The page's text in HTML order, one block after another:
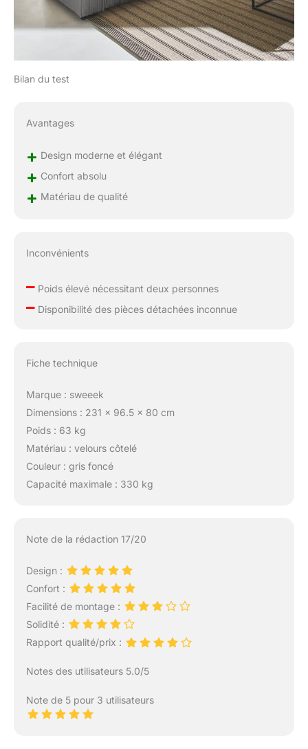
Bilan du test
Avantages
+ Design moderne et élégant
+ Confort absolu
+ Matériau de qualité
Inconvénients
–Poids élevé nécessitant deux personnes
–Disponibilité des pièces détachées inconnue
Fiche technique
Marque : sweeek
Dimensions : 231 x 96.5 x 80 cm
Poids : 63 kg
Matériau : velours côtelé
Couleur : gris foncé
Capacité maximale : 330 kg
Note de la rédaction 17/20
Design :
Confort :
Facilité de montage :
Solidité :
Rapport qualité/prix :
Notes des utilisateurs 5.0/5
Note de 5 pour 3 utilisateurs